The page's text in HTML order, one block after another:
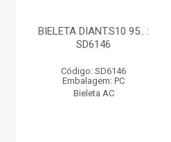
BIELETA DIANT.S10 95.. :
SD6146
Código: SD6146
Embalagem: PC
Bieleta AC